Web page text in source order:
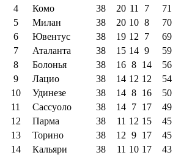
4
Комо 38 20 11 7
71
5
Милан 38 20 10 8
70
6
Ювентус 38 19 12 7
69
7
Аталанта 38 15 14 9
59
8
Болонья 38 16 8 14
56
9
Лацио 38 14 12 12
54
10
Удинезе 38 14 8 16
50
11
Сассуоло 38 14 7 17
49
12
Парма 38 11 12 15
45
13
Торино 38 12 9 17
45
14
Кальяри 38 11 10 17
43